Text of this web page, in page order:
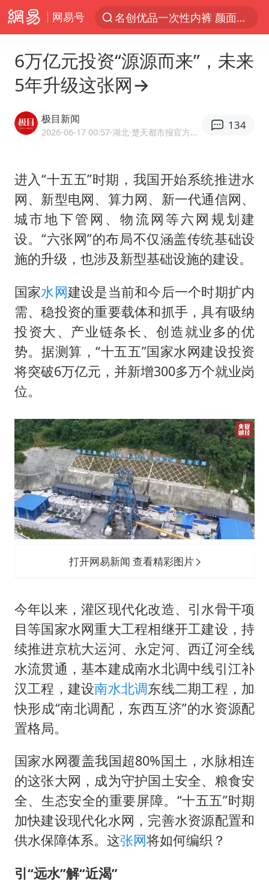
网易号
解锁各地夏日限定体验
视频丨中国东方电气集团原党组副书记、董事宋致远被查
香港宏福苑火灾或由烟头引起
媒体：“内容由AI生成”不是免责盾牌
女主硬加吻戏短剧已下架
周末打虎 宋致远被查
台风白海豚实时路径
郑丽文：台湾从来没有“独立”过
女子网购名牌包发现是自己丢的那只
《给阿嬷的情书》售后来了
多个明星演唱会取消
万岁山接盘烂尾恒大文旅城
6万亿元投资“源源而来”，未来
5年升级这张网→
极目新闻
2026-06-17 00:57·湖北 ·楚天都市报官方网易号
134
进入“十五五”时期，我国开始系统推进水
网、新型电网、算力网、新一代通信网、
城市地下管网、物流网等六网规划建
设。“六张网”的布局不仅涵盖传统基础设
施的升级，也涉及新型基础设施的建设。
国家水网建设是当前和今后一个时期扩内
需、稳投资的重要载体和抓手，具有吸纳
投资大、产业链条长、创造就业多的优
势。据测算，“十五五”国家水网建设投资
将突破6万亿元，并新增300多万个就业岗
位。
打开网易新闻 查看精彩图片
今年以来，灌区现代化改造、引水骨干项
目等国家水网重大工程相继开工建设，持
续推进京杭大运河、永定河、西辽河全线
水流贯通，基本建成南水北调中线引江补
汉工程，建设南水北调东线二期工程，加
快形成“南北调配，东西互济”的水资源配
置格局。
国家水网覆盖我国超80%国土，水脉相连
的这张大网，成为守护国土安全、粮食安
全、生态安全的重要屏障。“十五五”时期
加快建设现代化水网，完善水资源配置和
供水保障体系。这张网将如何编织？
引“远水”解“近渴”